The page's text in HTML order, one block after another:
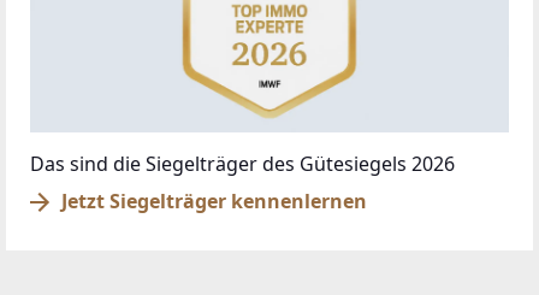
Das sind die Siegelträger des Gütesiegels 2026
Jetzt Siegelträger kennenlernen